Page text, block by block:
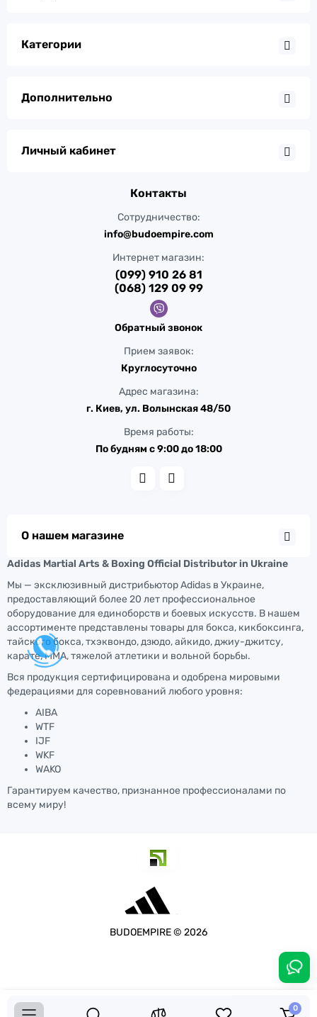
0
3150.00 грн. Купить
Категории
Дополнительно
Личный кабинет
Контакты
Сотрудничество:
info@budoempire.com
Интернет магазин:
(099) 910 26 81
(068) 129 09 99
Обратный звонок
Прием заявок:
Круглосуточно
Адрес магазина:
г. Киев, ул. Волынская 48/50
Время работы:
По будням с 9:00 до 18:00
О нашем магазине
Adidas Martial Arts & Boxing Official Distributor in Ukraine
Мы — эксклюзивный дистрибьютор Adidas в Украине,
предоставляющий более 20 лет профессиональное
оборудование для единоборств и боевых искусств. В нашем
ассортименте представлены товары для бокса, кикбоксинга,
тайского бокса, тхэквондо, дзюдо, айкидо, джиу-джитсу,
карате, ММА, тяжелой атлетики и вольной борьбы.
Вся продукция сертифицирована и одобрена мировыми
федерациями для соревнований любого уровня:
AIBA
WTF
IJF
WKF
WAKO
Гарантируем качество, признанное профессионалами по
всему миру!
BUDOEMPIRE © 2026